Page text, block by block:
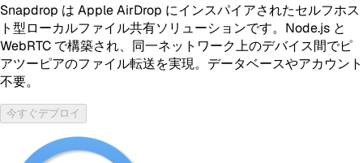
Snapdrop は Apple AirDrop にインスパイアされたセルフホス
ト型ローカルファイル共有ソリューションです。Node.js と
WebRTC で構築され、同一ネットワーク上のデバイス間でピ
アツーピアのファイル転送を実現。データベースやアカウント
不要。
今すぐデプロイ